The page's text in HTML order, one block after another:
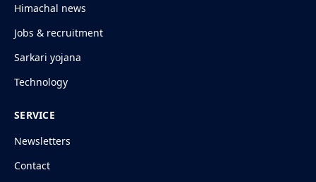
Himachal news
Jobs & recruitment
Sarkari yojana
Technology
SERVICE
Newsletters
Contact